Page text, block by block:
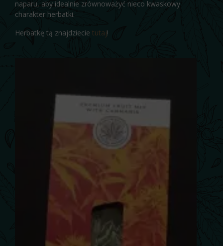
naparu, aby idealnie zrównoważyć nieco kwaskowy
charakter herbatki.
Herbatkę tą znajdziecie tutaj!